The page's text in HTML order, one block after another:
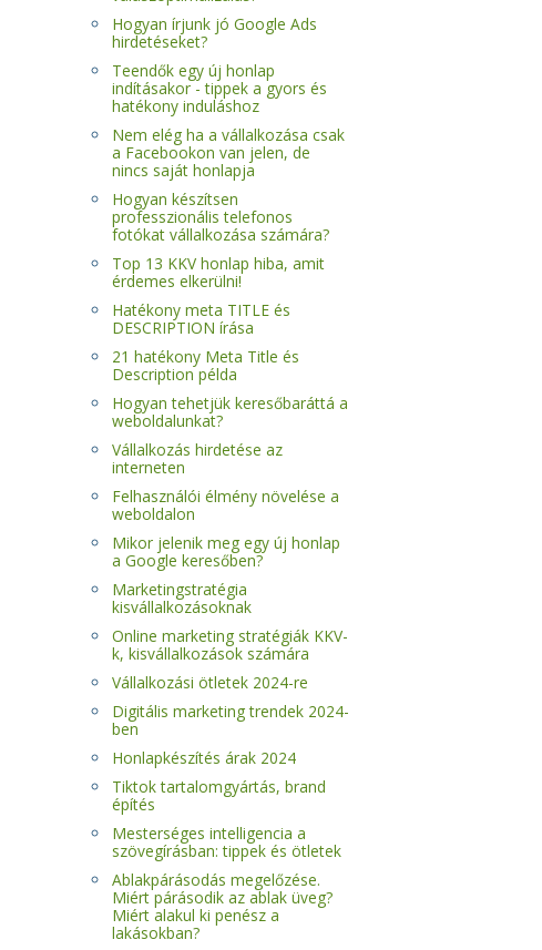
Hogyan írjunk jó Google Ads
hirdetéseket?
Teendők egy új honlap
indításakor - tippek a gyors és
hatékony induláshoz
Nem elég ha a vállalkozása csak
a Facebookon van jelen, de
nincs saját honlapja
Hogyan készítsen
professzionális telefonos
fotókat vállalkozása számára?
Top 13 KKV honlap hiba, amit
érdemes elkerülni!
Hatékony meta TITLE és
DESCRIPTION írása
21 hatékony Meta Title és
Description példa
Hogyan tehetjük keresőbaráttá a
weboldalunkat?
Vállalkozás hirdetése az
interneten
Felhasználói élmény növelése a
weboldalon
Mikor jelenik meg egy új honlap
a Google keresőben?
Marketingstratégia
kisvállalkozásoknak
Online marketing stratégiák KKV-
k, kisvállalkozások számára
Vállalkozási ötletek 2024-re
Digitális marketing trendek 2024-
ben
Honlapkészítés árak 2024
Tiktok tartalomgyártás, brand
építés
Mesterséges intelligencia a
szövegírásban: tippek és ötletek
Ablakpárásodás megelőzése.
Miért párásodik az ablak üveg?
Miért alakul ki penész a
lakásokban?